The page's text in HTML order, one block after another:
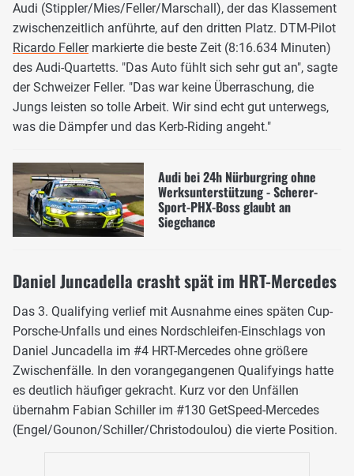
Audi (Stippler/Mies/Feller/Marschall), der das Klassement
zwischenzeitlich anführte, auf den dritten Platz. DTM-Pilot
Ricardo Fellermarkierte die beste Zeit (8:16.634 Minuten)
des Audi-Quartetts. "Das Auto fühlt sich sehr gut an", sagte
der Schweizer Feller. "Das war keine Überraschung, die
Jungs leisten so tolle Arbeit. Wir sind echt gut unterwegs,
was die Dämpfer und das Kerb-Riding angeht."
Audi bei 24h Nürburgring ohne
Werksunterstützung - Scherer-
Sport-PHX-Boss glaubt an
Siegchance
Daniel Juncadella crasht spät im HRT-Mercedes
Das 3. Qualifying verlief mit Ausnahme eines späten Cup-
Porsche-Unfalls und eines Nordschleifen-Einschlags von
Daniel Juncadella im #4 HRT-Mercedes ohne größere
Zwischenfälle. In den vorangegangenen Qualifyings hatte
es deutlich häufiger gekracht. Kurz vor den Unfällen
übernahm Fabian Schiller im #130 GetSpeed-Mercedes
(Engel/Gounon/Schiller/Christodoulou) die vierte Position.